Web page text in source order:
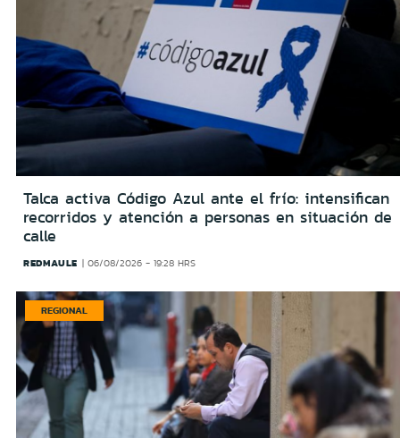
Talca activa Código Azul ante el frío: intensifican
recorridos y atención a personas en situación de
calle
REDMAULE 06/08/2026 - 19:28 HRS
REGIONAL